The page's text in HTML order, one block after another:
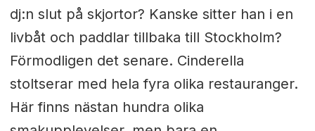
dj:n slut på skjortor? Kanske sitter han i en
livbåt och paddlar tillbaka till Stockholm?
Förmodligen det senare. Cinderella
stoltserar med hela fyra olika restauranger.
Här finns nästan hundra olika